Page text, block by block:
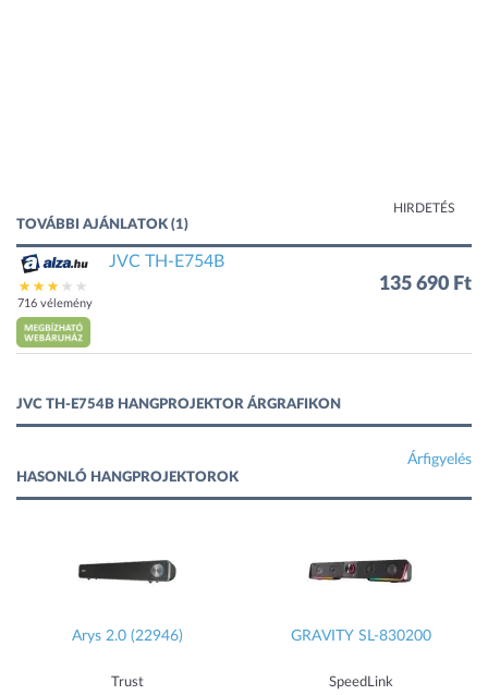
HIRDETÉS
TOVÁBBI AJÁNLATOK (1)
716 vélemény
JVC TH-E754B
135 690 Ft
JVC TH-E754B HANGPROJEKTOR ÁRGRAFIKON
Árfigyelés
HASONLÓ HANGPROJEKTOROK
Arys 2.0 (22946)
Trust
GRAVITY SL-830200
SpeedLink